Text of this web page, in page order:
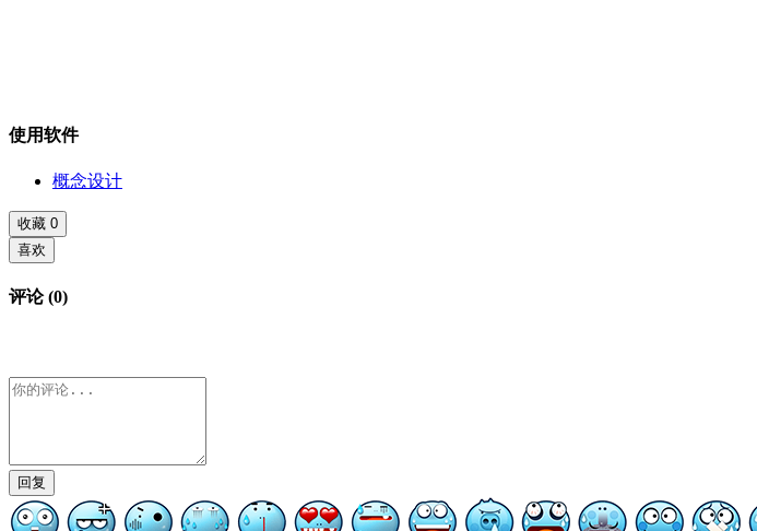
使用软件
概念设计
收藏 0
喜欢
评论 (0)
回复